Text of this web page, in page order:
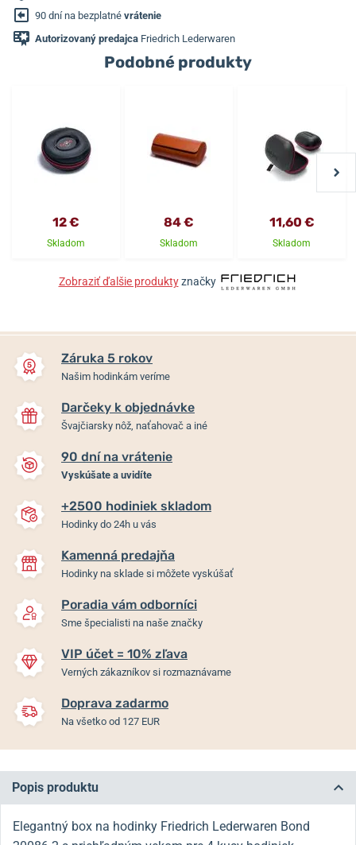
90 dní na bezplatné vrátenie
Autorizovaný predajca Friedrich Lederwaren
Podobné produkty
12 €
Skladom
84 €
Skladom
11,60 €
Skladom
Zobraziť ďalšie produktyznačky
Záruka 5 rokov
Našim hodinkám veríme
Darčeky k objednávke
Švajčiarsky nôž, naťahovač a iné
90 dní na vrátenie
Vyskúšate a uvidíte
+2500 hodiniek skladom
Hodinky do 24h u vás
Kamenná predajňa
Hodinky na sklade si môžete vyskúšať
Poradia vám odborníci
Sme špecialisti na naše značky
VIP účet = 10% zľava
Verných zákazníkov si rozmaznávame
Doprava zadarmo
Na všetko od 127 EUR
Popis produktu
Elegantný box na hodinky Friedrich Lederwaren Bond